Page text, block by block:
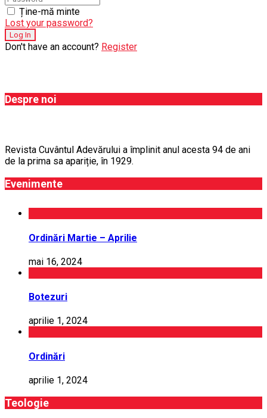
Ține-mă minte
Lost your password?
Don't have an account? Register
Despre noi
Revista Cuvântul Adevărului a împlinit anul acesta 94 de ani
de la prima sa apariție, în 1929.
Evenimente
Ordinări Martie – Aprilie
mai 16, 2024
Botezuri
aprilie 1, 2024
Ordinări
aprilie 1, 2024
Teologie